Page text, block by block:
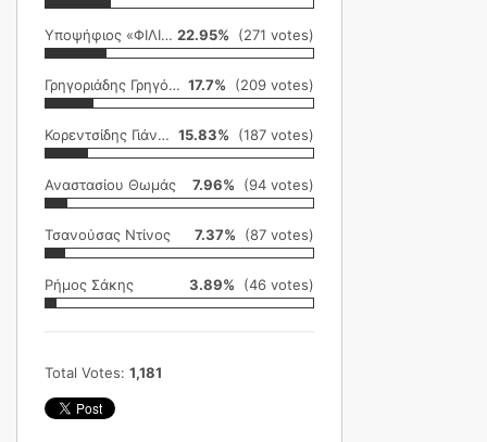
Υποψήφιος «ΦΙΛΙΚΗ ΕΤΑΙΡΕΙΑ» 22.95% (271 votes)
Γρηγοριάδης Γρηγόρης 17.7% (209 votes)
Κορεντσίδης Γιάννης 15.83% (187 votes)
Αναστασίου Θωμάς 7.96% (94 votes)
Τσανούσας Ντίνος 7.37% (87 votes)
Ρήμος Σάκης 3.89% (46 votes)
Total Votes: 1,181